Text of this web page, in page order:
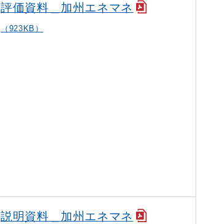
評価資料＿加州エネマネ
（923KB）
説明資料＿加州エネマネ